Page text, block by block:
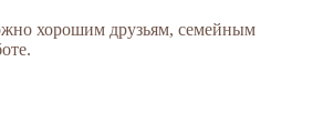
хорошим друзьям, семейным